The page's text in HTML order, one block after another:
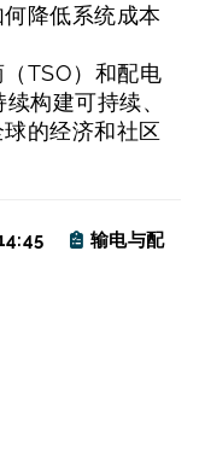
降低系统成本
TSO）和配电
构建可持续、
的经济和社区
输电与配